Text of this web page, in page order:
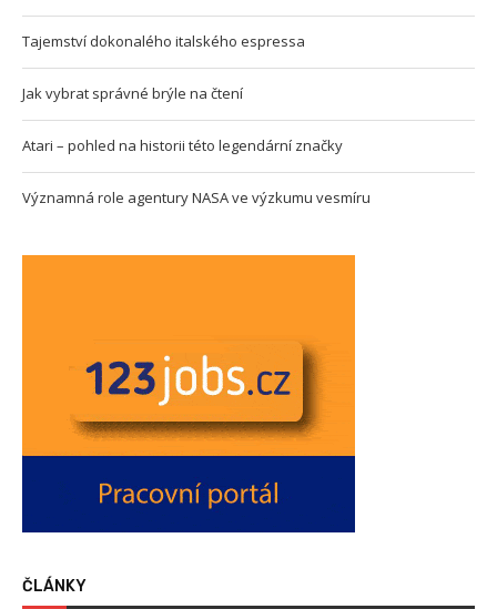
Tajemství dokonalého italského espressa
Jak vybrat správné brýle na čtení
Atari – pohled na historii této legendární značky
Významná role agentury NASA ve výzkumu vesmíru
ČLÁNKY